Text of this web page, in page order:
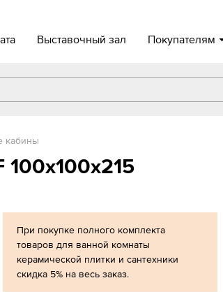
Выставочный зал Покупателям
кабины
При покупке полного комплекта
товаров для ванной комнаты
керамической плитки и сантехники
скидка 5% на весь заказ.